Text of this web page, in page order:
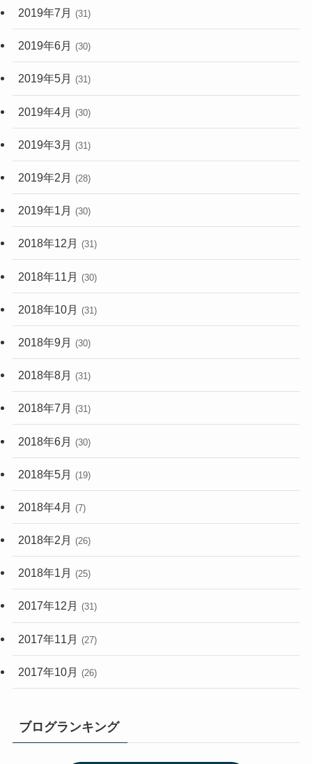
2019年7月 (31)
2019年6月 (30)
2019年5月 (31)
2019年4月 (30)
2019年3月 (31)
2019年2月 (28)
2019年1月 (30)
2018年12月 (31)
2018年11月 (30)
2018年10月 (31)
2018年9月 (30)
2018年8月 (31)
2018年7月 (31)
2018年6月 (30)
2018年5月 (19)
2018年4月 (7)
2018年2月 (26)
2018年1月 (25)
2017年12月 (31)
2017年11月 (27)
2017年10月 (26)
ブログランキング